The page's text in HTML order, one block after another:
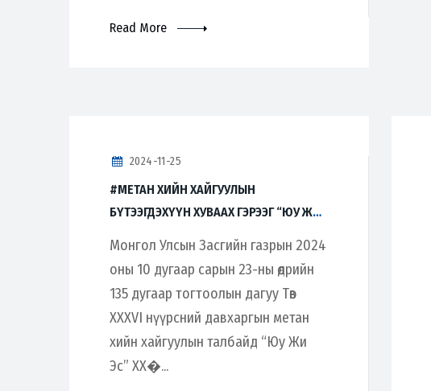
Read More
2024-11-25
#МЕТАН ХИЙН ХАЙГУУЛЫН
БҮТЭЭГДЭХҮҮН ХУВААХ ГЭРЭЭГ “ЮУ ЖИ
Монгол Улсын Засгийн газрын 2024
оны 10 дугаар сарын 23-ны өдрийн
135 дугаар тогтоолын дагуу Төв
XXXVI нүүрсний давхаргын метан
хийн хайгуулын талбайд “Юу Жи
Эс” ХХ�...